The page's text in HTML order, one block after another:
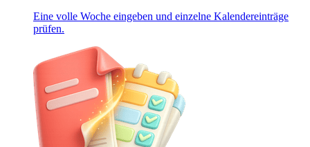
Eine volle Woche eingeben und einzelne Kalendereinträge
prüfen.